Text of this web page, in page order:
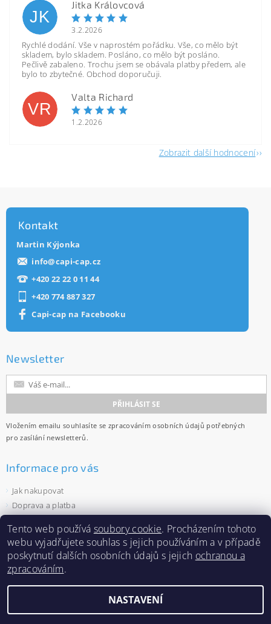
JK
Jitka Královcová
3.2.2026
Rychlé dodání. Vše v naprostém pořádku. Vše, co mělo být
skladem, bylo skladem. Posláno, co mělo být posláno.
Pečlivě zabaleno. Trochu jsem se obávala platby předem, ale
bylo to zbytečné. Obchod doporučuji.
VR
Valta Richard
1.2.2026
Zobrazit další hodnocení
Kontakt
Martin Kýjonka
info@capi-cap.cz
+420 22 22 0 11 44
+420 774 887 327
Capi-cap na Facebooku
Newsletter
Vložením emailu souhlasíte se zpracováním osobních údajů potřebných
pro zasílání newsletterů.
Informace pro vás
Jak nakupovat
Doprava a platba
Ochrana osobních údajů
Velkoobchod
Zásady používání souborů cookies
2026 ©Capi-cap.cz, všechna práva vyhrazena
Tento web používá soubory cookie. Procházením tohoto
webu vyjadřujete souhlas s jejich používáním a v případě
poskytnutí dalších osobních údajů s jejich ochranou a
zpracováním.
NASTAVENÍ